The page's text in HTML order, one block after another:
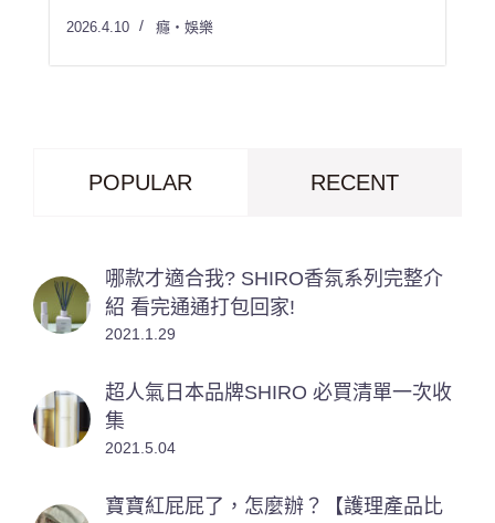
2026.4.10 癮・娛樂
POPULAR RECENT
哪款才適合我? SHIRO香氛系列完整介
紹 看完通通打包回家!
2021.1.29
超人氣日本品牌SHIRO 必買清單一次收
集
2021.5.04
寶寶紅屁屁了，怎麼辦？【護理產品比